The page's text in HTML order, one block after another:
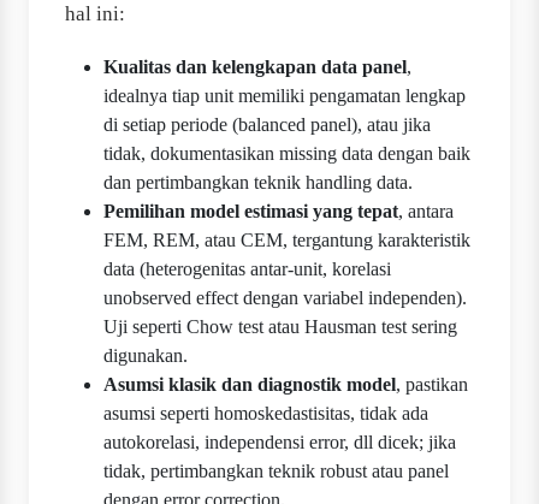
hal ini:
Kualitas dan kelengkapan data panel,
idealnya tiap unit memiliki pengamatan lengkap
di setiap periode (balanced panel), atau jika
tidak, dokumentasikan missing data dengan baik
dan pertimbangkan teknik handling data.
Pemilihan model estimasi yang tepat, antara
FEM, REM, atau CEM, tergantung karakteristik
data (heterogenitas antar-unit, korelasi
unobserved effect dengan variabel independen).
Uji seperti Chow test atau Hausman test sering
digunakan.
Asumsi klasik dan diagnostik model, pastikan
asumsi seperti homoskedastisitas, tidak ada
autokorelasi, independensi error, dll dicek; jika
tidak, pertimbangkan teknik robust atau panel